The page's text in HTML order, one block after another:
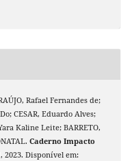
Rafael Fernandes de;
CESAR, Eduardo Alves;
Kaline Leite; BARRETO,
Caderno Impacto
2023. Disponível em: